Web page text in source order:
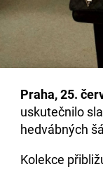
Praha, 25.
uskutečnilo
hedvábných
Kolekce